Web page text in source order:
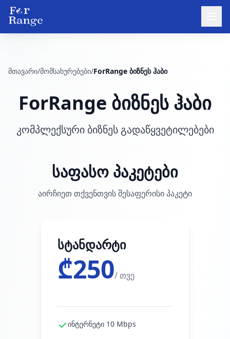
მთავარი/მომსახურებები/ForRange ბიზნეს ჰაბი
ForRange ბიზნეს ჰაბი
კომპლექსური ბიზნეს გადაწყვეტილებები
საფასო პაკეტები
აირჩიეთ თქვენთვის შესაფერისი პაკეტი
სტანდარტი
₾250/ თვე
ინტერნეტი 10 Mbps